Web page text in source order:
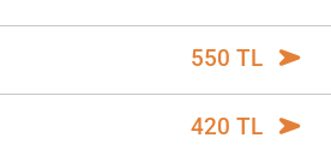
550 TL
420 TL